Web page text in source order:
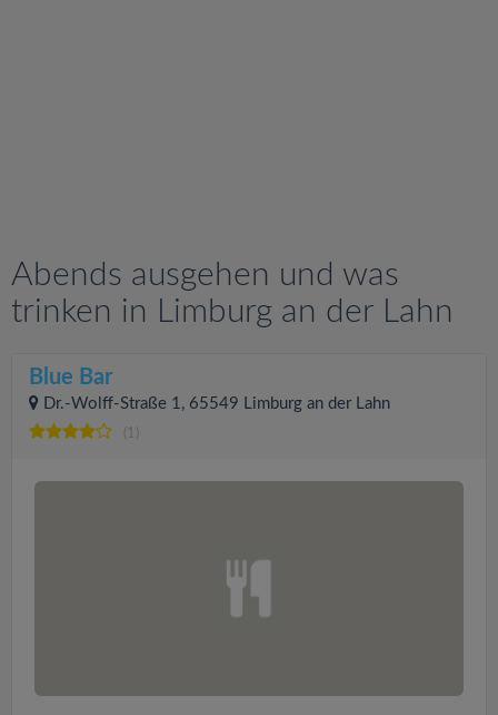
Abends ausgehen und was
trinken in Limburg an der Lahn
Blue Bar
Dr.-Wolff-Straße 1, 65549 Limburg an der Lahn
(1)